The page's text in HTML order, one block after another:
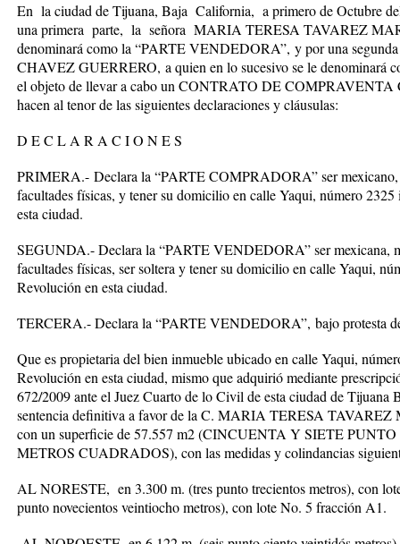
En la ciudad de Tijuana, Baja California, a primero de Octubre
una primera parte, la señora MARIA TERESA TAVAREZ
denominará como la “PARTE VENDEDORA”, y por una
CHAVEZ GUERRERO, a quien en lo sucesivo se le denominará
el objeto de llevar a cabo un CONTRATO DE
hacen al tenor de las siguientes declaraciones y cláusulas:
D E C L A R A C I O N E S
PRIMERA.- Declara la “PARTE COMPRADORA” ser
facultades físicas, y tener su domicilio en calle Yaqui, número
esta ciudad.
SEGUNDA.- Declara la “PARTE VENDEDORA” ser mexicana,
facultades físicas, ser soltera y tener su domicilio en calle Yaqui,
Revolución en esta ciudad.
TERCERA.-Declara la “PARTE VENDEDORA”, bajo protesta
Que es propietaria del bien inmueble ubicado en calle Yaqui,
Revolución en esta ciudad, mismo que adquirió mediante
672/2009 ante el Juez Cuarto de lo Civil de esta ciudad de Tijuana
sentencia definitiva a favor de la C. MARIA TERESA TAVAREZ
con un superficie de 57.557 m2 (CINCUENTA Y SIETE
METROS CUADRADOS), con las medidas y colindancias
AL NORESTE, en 3.300 m. (tres punto trecientos metros), con
punto novecientos veintiocho metros), con lote No. 5 fracción A1.